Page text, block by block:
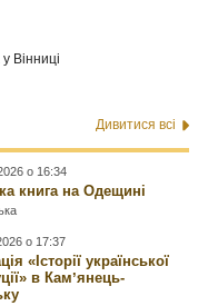
у Вінниці
Дивитися всі
о 16:34
книга на Одещині
о 17:37
«Історії української
в Камʼянець-